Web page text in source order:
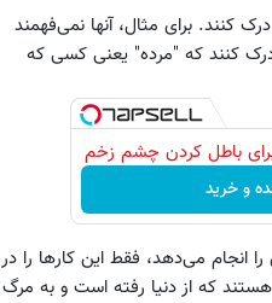
کنند. برای مثال، آنها نمی‌فهمند
درک کنند که "مرده" یعنی کسی که
باطل کردن چشم زخم
و خرید
انجام می‌دهد، فقط این کارها را در
که از دنیا رفته است و به مرگ